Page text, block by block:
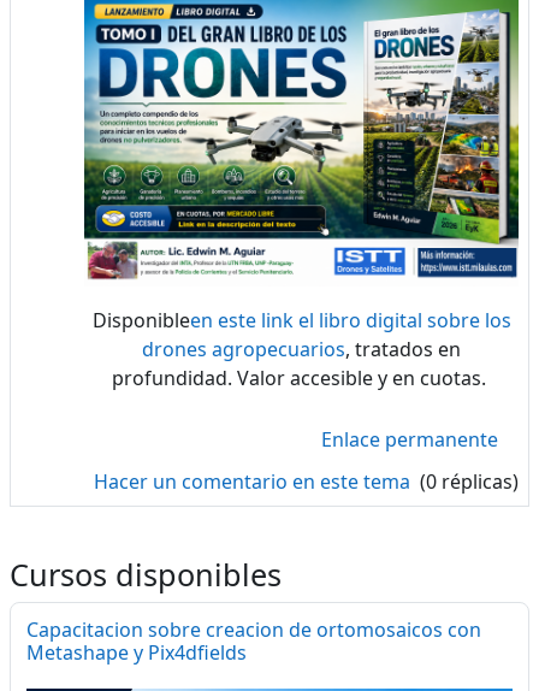
Disponibleen este link el libro digital sobre los
drones agropecuarios, tratados en
profundidad. Valor accesible y en cuotas.
Enlace permanente
Hacer un comentario en este tema (0 réplicas)
Cursos disponibles
Capacitacion sobre creacion de ortomosaicos con
Metashape y Pix4dfields